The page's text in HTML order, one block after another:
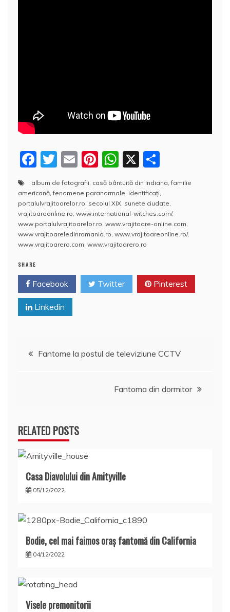
F
a
c
e
b
o
k
T
w
itt
er
E
m
ai
l
Pi
nt
er
e
st
W
h
at
s
A
p
X
rt
aj
e
a
ă
album de fotografii casă bântuită din Indiana ,familie
americană ,fenomene paranormale identificaţi
portalulvrajitoarelor.ro secolul XIX sunete ciudate
vrajitoareonline.ro www.international-witches.com/,
www.portalulvrajitoarelor.ro www.vrajitoare-online.com
www.vrajitoareledinromania.ro www.vrajitoareonline.ro/,
www.vrajitoarero.com www.vrajitoarero.ro
SHARE
Facebook Twitter Pinterest
Linkedin
Navigare
Fantome la postul de televiziune CCTV
Fantoma din dormitor
RELATED POSTS
Casa Diavolului din Amityville
05/12/2022
Bodie, cel mai faimos oraş fantomă din California
04/12/2022
Visele premonitorii